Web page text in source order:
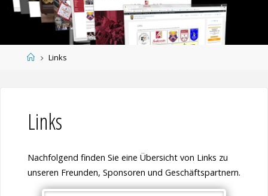
HomeLinks
Links
Nachfolgend finden Sie eine Übersicht von Links zu
unseren Freunden, Sponsoren und Geschäftspartnern.